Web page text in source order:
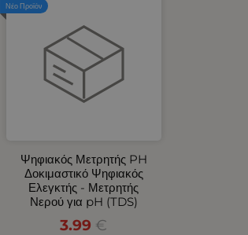
Ψηφιακός Μετρητής PH
Δοκιμαστικό Ψηφιακός
Ελεγκτής - Μετρητής
Νερού για pH (TDS)
3.99 €
Νέο Προϊόν